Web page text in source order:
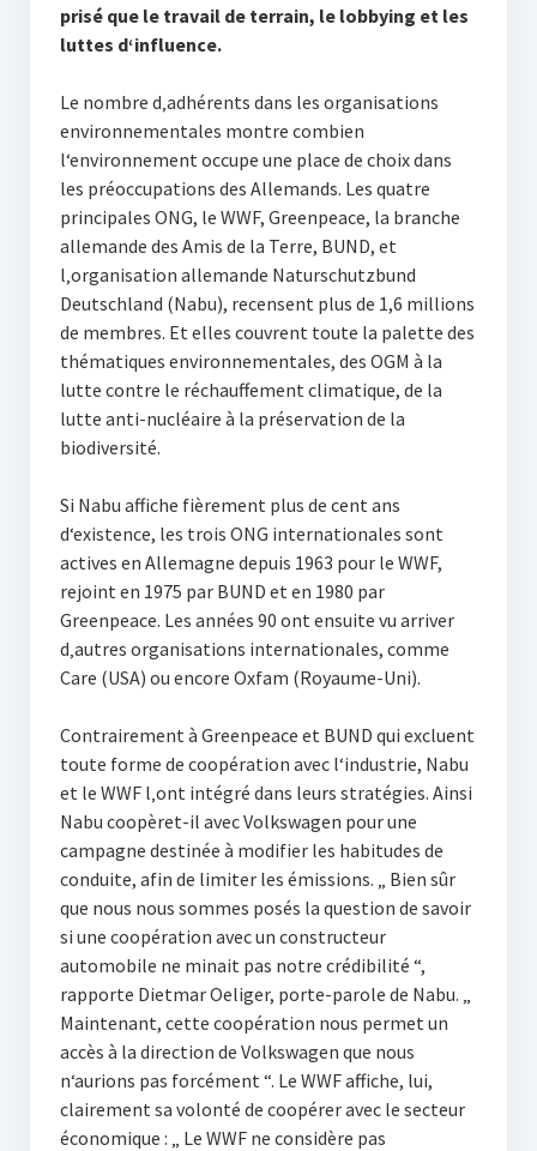
prisé que le travail de terrain, le lobbying et les
luttes d‘influence.
Le nombre d‚adhérents dans les organisations
environnementales montre combien
l‘environnement occupe une place de choix dans
les préoccupations des Allemands. Les quatre
principales ONG, le WWF, Greenpeace, la branche
allemande des Amis de la Terre, BUND, et
l‚organisation allemande Naturschutzbund
Deutschland (Nabu), recensent plus de 1,6 millions
de membres. Et elles couvrent toute la palette des
thématiques environnementales, des OGM à la
lutte contre le réchauffement climatique, de la
lutte anti-nucléaire à la préservation de la
biodiversité.
Si Nabu affiche fièrement plus de cent ans
d‘existence, les trois ONG internationales sont
actives en Allemagne depuis 1963 pour le WWF,
rejoint en 1975 par BUND et en 1980 par
Greenpeace. Les années 90 ont ensuite vu arriver
d‚autres organisations internationales, comme
Care (USA) ou encore Oxfam (Royaume-Uni).
Contrairement à Greenpeace et BUND qui excluent
toute forme de coopération avec l‘industrie, Nabu
et le WWF l‚ont intégré dans leurs stratégies. Ainsi
Nabu coopèret-il avec Volkswagen pour une
campagne destinée à modifier les habitudes de
conduite, afin de limiter les émissions. „ Bien sûr
que nous nous sommes posés la question de savoir
si une coopération avec un constructeur
automobile ne minait pas notre crédibilité “,
rapporte Dietmar Oeliger, porte-parole de Nabu. „
Maintenant, cette coopération nous permet un
accès à la direction de Volkswagen que nous
n‘aurions pas forcément “. Le WWF affiche, lui,
clairement sa volonté de coopérer avec le secteur
économique : „ Le WWF ne considère pas